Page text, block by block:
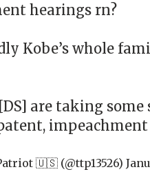
hearings rn?
Kobe’s whole
are taking some
🇺🇸 (@ttp13526)